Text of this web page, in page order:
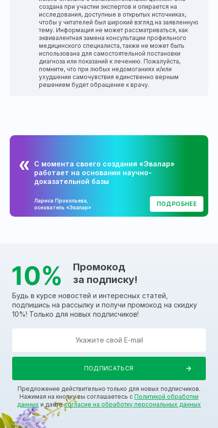
создана при участии экспертов и опирается на
исследования, доступные в открытых источниках,
чтобы у читателей был широкий взгляд на заявленную
тему. Информация не может рассматриваться, как
эквивалентная замена консультации профильного
медицинского специалиста, также не может быть
использована для самостоятельной постановки
диагноза или показаний к лечению. Пожалуйста,
помните, что при любых недомоганиях и/или
ухудшении самочувствия единственно верным
решением будет обращение к врачу.
С момента своего создания «Эвалар»
работает на основании научно-
доказательной базы
Лариса Прокопьева,
основатель «Эвалар»
ПОДРОБНЕЕ
Промокод
за подписку!
Будь в курсе новостей и интересных статей,
подпишись на рассылку и получи промокод на скидку
10%! Только для новых подписчиков!
Предложение действительно только для новых подписчиков.
Нажимая на кнопку вы соглашаетесь с Политикой обработки
данных и даетесогласие на обработку персональных данных